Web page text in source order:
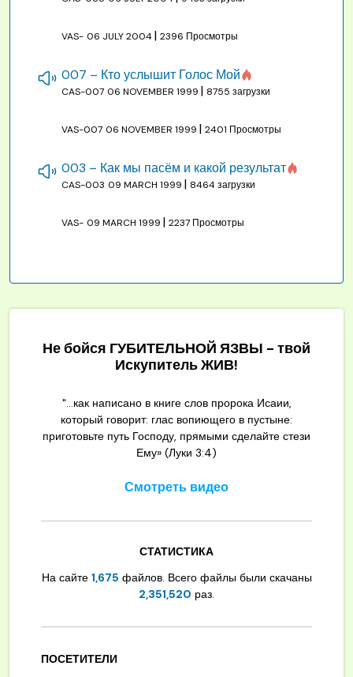
VAS- 06 JULY 2004| 2396 Просмотры
007 – Кто услышит Голос Мой
CAS-007 06 NOVEMBER 1999 | 8755 загрузки
VAS-007 06 NOVEMBER 1999 | 2401 Просмотры
003 – Как мы пасём и какой результат
CAS-003 09 MARCH 1999 | 8464 загрузки
VAS- 09 MARCH 1999 | 2237 Просмотры
Не бойся ГУБИТЕЛЬНОЙ ЯЗВЫ - твой
Искупитель ЖИВ!
"...как написано в книге слов пророка Исаии,
который говорит: глас вопиющего в пустыне:
приготовьте путь Господу, прямыми сделайте стези
Ему» (Луки 3:4)
Смотреть видео
СТАТИСТИКА
На сайте 1,675 файлов. Всего файлы были скачаны
2,351,520 раз.
ПОСЕТИТЕЛИ